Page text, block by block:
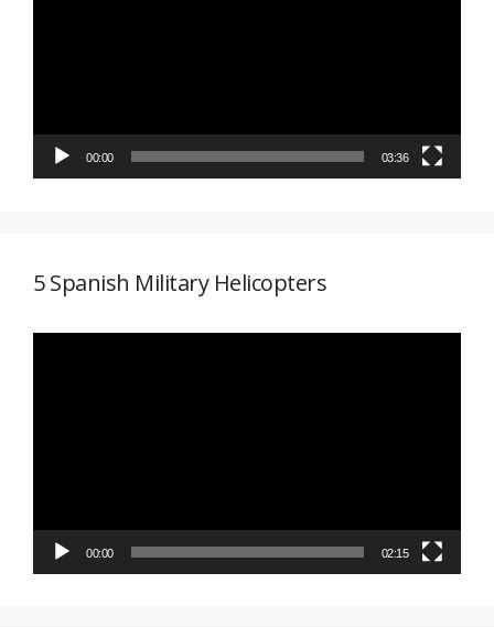
00:00 03:36
5 Spanish Military Helicopters
00:00 02:15